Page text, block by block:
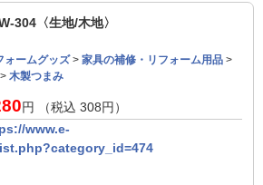
304〈生地/木地〉
ォームグッズ> 家具の補修・リフォーム用品 >
> 木製つまみ
円 （税込 308円）
www.e-